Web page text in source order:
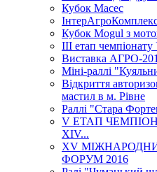
Кубок Масес
Кубок Mogul з
ІІІ етап чемпіонату
Виставка АГРО-
Міні-раллі
Відкриття
мастил в м. Рівне
Раллі "Стара
V ЕТАП
XІV...
XV
ФОРУМ 2016